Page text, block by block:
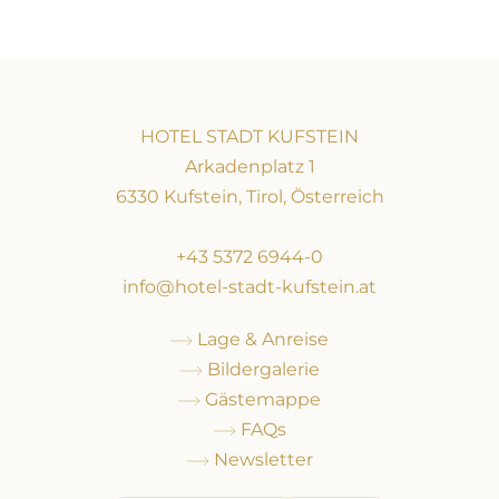
HOTEL STADT KUFSTEIN
Arkadenplatz 1
6330 Kufstein, Tirol, Österreich
+43 5372 6944-0
info@hotel-stadt-kufstein.at
Lage & Anreise
Bildergalerie
Gästemappe
FAQs
Newsletter